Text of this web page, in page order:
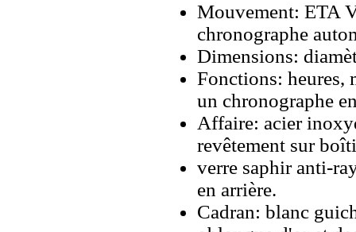
Mouvement: ETA
chronographe
Dimensions:
Fonctions: heures,
un chronographe
Affaire: acier
revêtement sur
verre saphir anti-
en arrière.
Cadran: blanc